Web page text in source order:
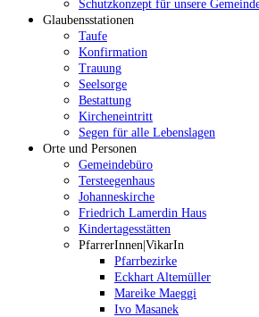
Schutzkonzept für unsere
Glaubensstationen
Taufe
Konfirmation
Trauung
Seelsorge
Bestattung
Kircheneintritt
Segen für alle Lebenslagen
Orte und Personen
Gemeindebüro
Tersteegenhaus
Johanneskirche
Friedrich Lamerdin Haus
Kindertagesstätten
PfarrerInnen|VikarIn
Pfarrbezirke
Eckhart Altemüller
Mareike Maeggi
Ivo Masanek